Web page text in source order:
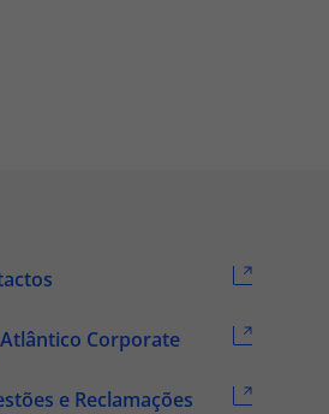
Corporate
e Reclamações